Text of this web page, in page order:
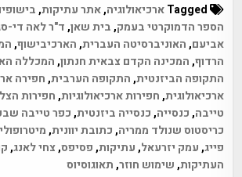
ארכיאולוגיה,אתר עתיקות,
הספר הדמוקרטי בעמק,בית שאן,ד"ר לאה די-
אביעם,האוניברסיטה העברית,הארכיבישוף,
הרדוף,המכינה הקדם צבאית חנתון,המכללה
התקופה הביזנטית,התקופה הערבית,חפירה
ארכיאולוגית,חפירות ארכיאולוגיות,חפירות
טייבה,כנסייה,כנסייה ביזנטית,כפר טייבה
כריסטוס שנולד ממריה,כתובת יוונית,
פייג,עמק יזרעאל,עתיקות,פסיפס,צחי לאנג,
העתיקות,שימוש חוזר,תאוגוסיוס